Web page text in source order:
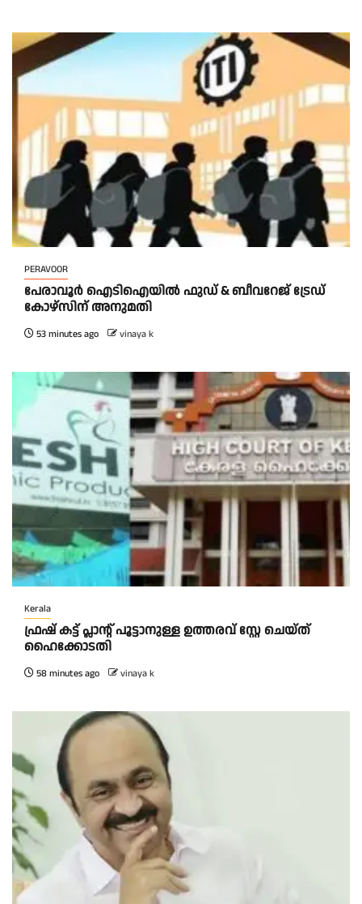
PERAVOOR
പേരാവൂർ ഐടിഐയിൽ ഫുഡ് & ബീവറേജ് ട്രേഡ്
കോഴ്സിന് അനുമതി
53 minutes ago vinaya k
Kerala
ഫ്രഷ് കട്ട് പ്ലാന്റ് പൂട്ടാനുള്ള ഉത്തരവ് സ്റ്റേ ചെയ്ത്
ഹൈക്കോടതി
58 minutes ago vinaya k